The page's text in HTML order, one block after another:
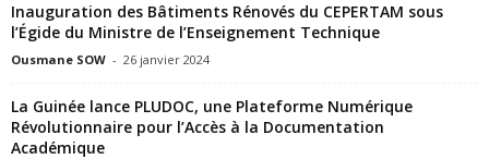
Inauguration des Bâtiments Rénovés du CEPERTAM sous
l’Égide du Ministre de l’Enseignement Technique
Ousmane SOW - 26 janvier 2024
La Guinée lance PLUDOC, une Plateforme Numérique
Révolutionnaire pour l’Accès à la Documentation
Académique